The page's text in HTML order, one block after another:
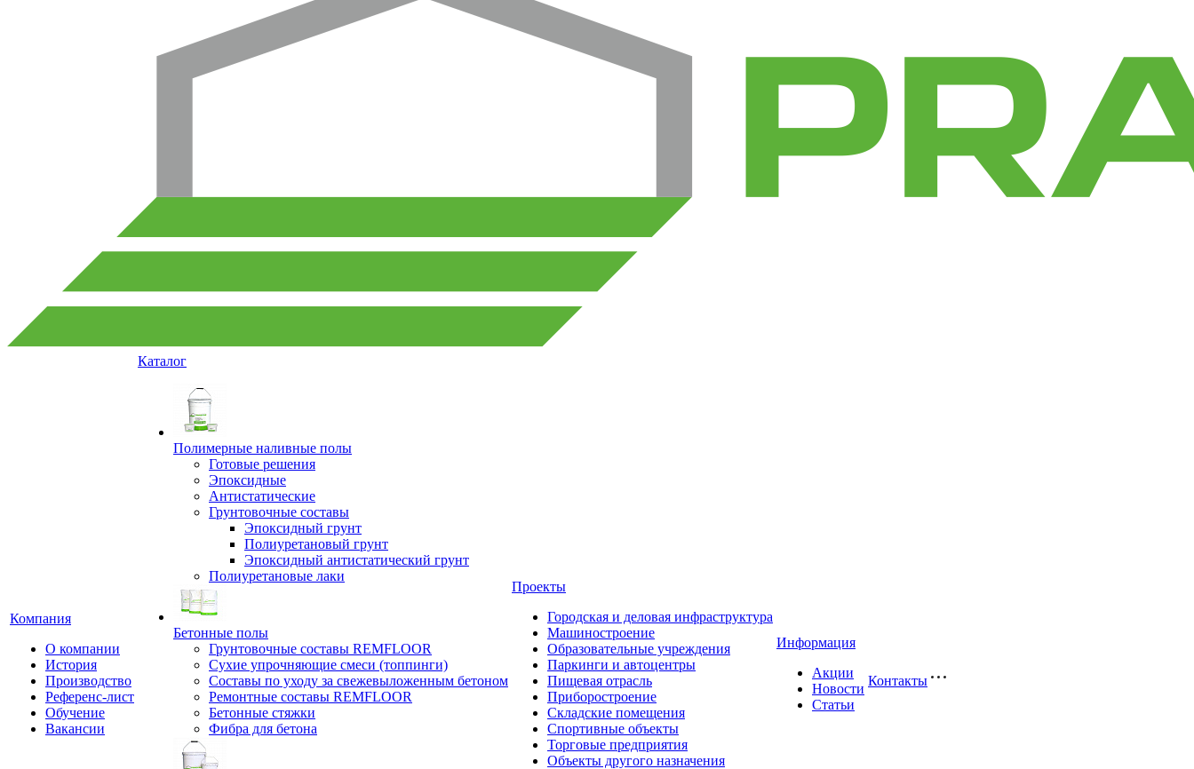
Компания
О компании
История
Производство
Референс-лист
Обучение
Вакансии
Каталог
Полимерные наливные полы
Готовые решения
Эпоксидные
Антистатические
Грунтовочные составы
Эпоксидный грунт
Полиуретановый грунт
Эпоксидный антистатический грунт
Полиуретановые лаки
Бетонные полы
Грунтовочные составы REMFLOOR
Сухие упрочняющие смеси (топпинги)
Составы по уходу за свежевыложенным бетоном
Ремонтные составы REMFLOOR
Бетонные стяжки
Фибра для бетона
Проекты
Городская и деловая инфраструктура
Машиностроение
Образовательные учреждения
Паркинги и автоцентры
Пищевая отрасль
Приборостроение
Складские помещения
Спортивные объекты
Торговые предприятия
Объекты другого назначения
Информация
Акции
Новости
Статьи
Контакты